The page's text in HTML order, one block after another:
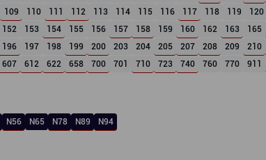
109 110 111 112 113 114 115 116 117 118 119 120
152 153 154 155 156 157 158 159 160 162 163 165
196 197 198 199 200 203 204 205 207 208 209 210
607 612 622 658 700 701 710 723 740 760 770 911
N56 N65 N78 N89 N94